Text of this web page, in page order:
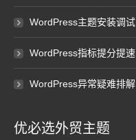
WordPress主题安装调试
WordPress指标提分提速
WordPress异常疑难排解
优必选外贸主题